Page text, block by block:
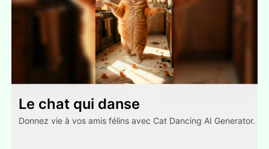
Le chat qui danse
Donnez vie à vos amis félins avec Cat Dancing AI Generator.